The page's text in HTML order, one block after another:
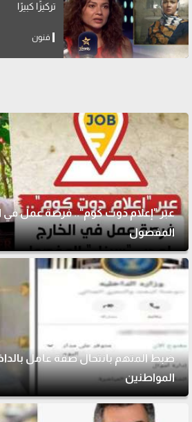
تركيزًا كبيرًا
فنون
عبر "إعلام دوت كوم".. فرصة عمل في
المفصول
ضبط المتهم بانتحال صفة عامل
المواطنين